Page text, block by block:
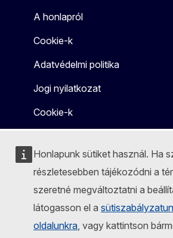
Honlapunk sütiket használ. Ha
részletesebben tájékozódni a
szeretné megváltoztatni a
látogasson el a
oldalunkra, vagy kattintson
A honlapról
Cookie-k
Adatvédelmi politika
Jogi nyilatkozat
Cookie-k